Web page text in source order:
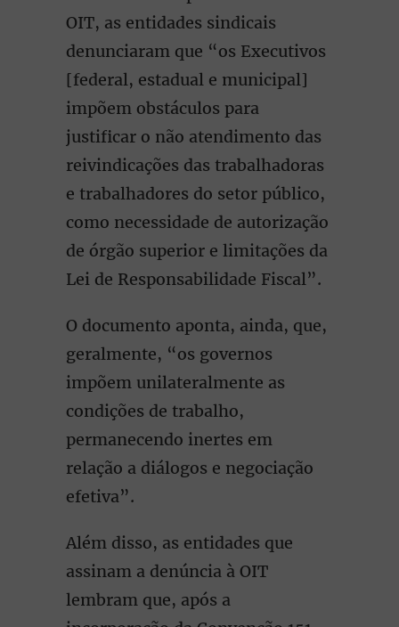
OIT, as entidades sindicais
denunciaram que “os Executivos
[federal, estadual e municipal]
impõem obstáculos para
justificar o não atendimento das
reivindicações das trabalhadoras
e trabalhadores do setor público,
como necessidade de autorização
de órgão superior e limitações da
Lei de Responsabilidade Fiscal”.
O documento aponta, ainda, que,
geralmente, “os governos
impõem unilateralmente as
condições de trabalho,
permanecendo inertes em
relação a diálogos e negociação
efetiva”.
Além disso, as entidades que
assinam a denúncia à OIT
lembram que, após a